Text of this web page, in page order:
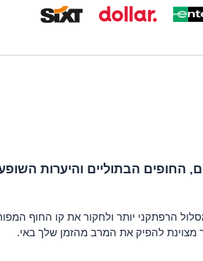
החופים הבתוליים והיערות
הרפתקני יותר ולחקור את קו החוף
מצוינת להפיק את המרב מהזמן שלך באי.